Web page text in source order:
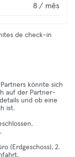
8 / mês
de check-in
könnte sich
auf der Partner-
und ob eine
ist.
(Erdgeschoss), 2.